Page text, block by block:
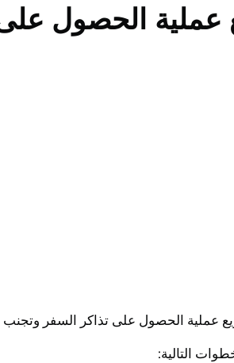
الحصول على
عملية الحصول على تذاكر السفر وتجنب
التالية: